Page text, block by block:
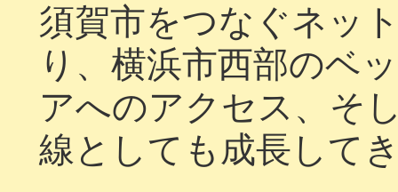
須賀市をつなぐネッ
り、横浜市西部のベ
アへのアクセス、そ
線としても成長して